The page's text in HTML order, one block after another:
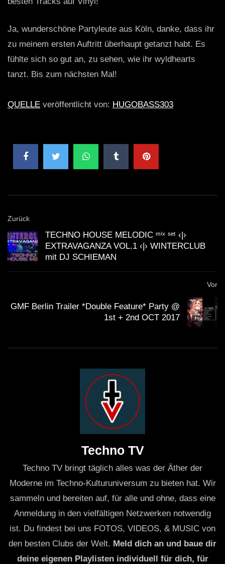
Ja, wunderschöne Partyleute aus Köln, danke, dass ihr
zu meinem ersten Auftritt überhaupt getanzt habt. Es
fühlte sich so gut an, zu sehen, wie ihr wyldhearts
tanzt. Bis zum nächsten Mal!
QUELLE veröffentlicht von: HUGOBASS303
Zurück
TECHNO HOUSE MELODIC ᵐⁱˣ ˢᵉᵗ ‹|›
EXTRAVAGANZA VOL.1 ‹|› WINTERCLUB
mit DJ SCHIEMAN
Vor
GMF Berlin Trailer *Double Feature* Party @
1st + 2nd OCT 2017
Techno TV
Techno TV bringt täglich alles was der Äther der
Moderne im Techno-Kulturuniversum zu bieten hat. Wir
sammeln und bereiten auf, für alle und ohne, dass eine
Anmeldung in den vielfältigen Netzwerken notwendig
ist. Du findest bei uns FOTOS, VIDEOS, & MUSIC von
den besten Clubs der Welt. Meld dich an und baue dir
deine eigenen Playlisten individuell für dich, für